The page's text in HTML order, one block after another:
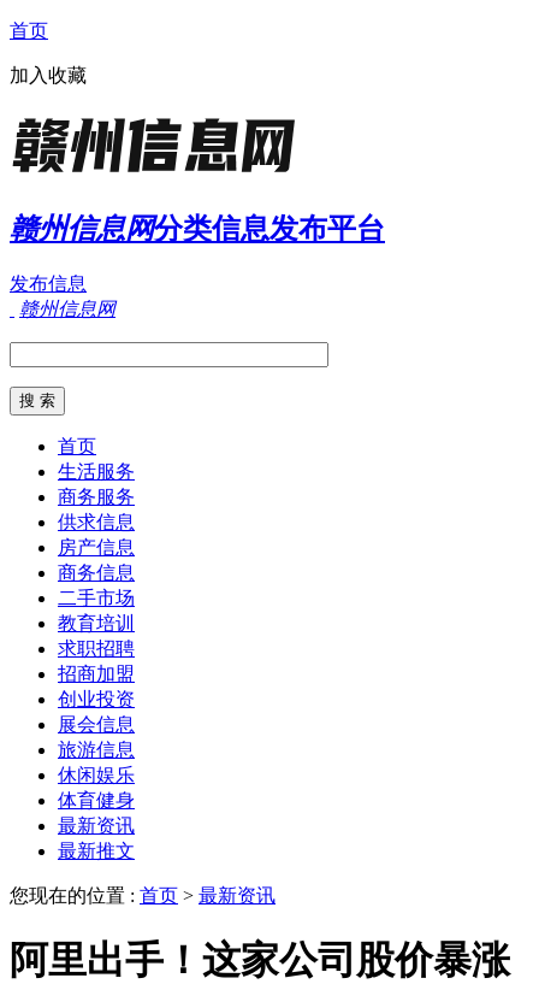
首页
加入收藏
赣州信息网分类信息发布平台
发布信息
赣州信息网
首页
生活服务
商务服务
供求信息
房产信息
商务信息
二手市场
教育培训
求职招聘
招商加盟
创业投资
展会信息
旅游信息
休闲娱乐
体育健身
最新资讯
最新推文
您现在的位置 : 首页 > 最新资讯
阿里出手！这家公司股价暴涨